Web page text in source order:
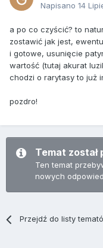
Napisano 14
a po co czyścić? to
zostawić jak jest,
i gotowe, usunięcie
wartość (tutaj akurat
chodzi o rarytasy to już
pozdro!
Temat
Ten temat
nowych
Przejdź do listy